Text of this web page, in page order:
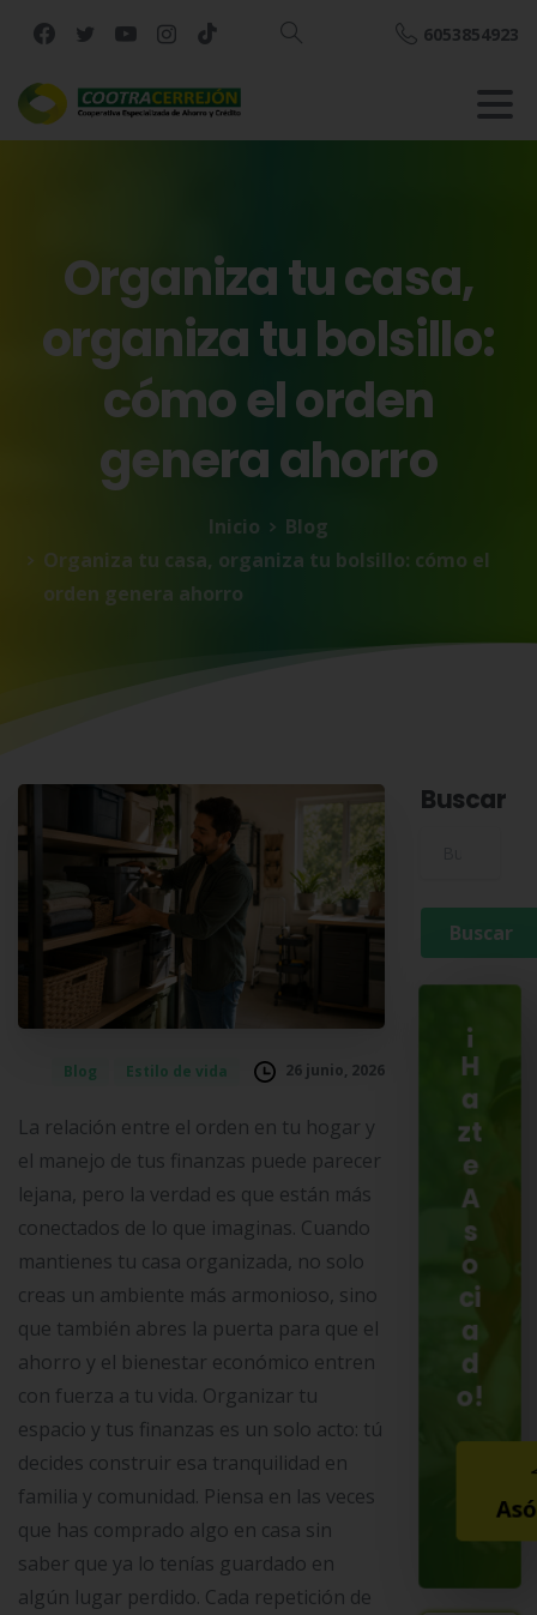
Buscar
6053854923
Organizatucasa,
organizatubolsillo:
cómoelorden
generaahorro
Inicio
Blog
Organiza tu casa, organiza tu bolsillo: cómo el
orden genera ahorro
Blog Estilo de vida 26 junio, 2026
La relación entre el orden en tu hogar y
el manejo de tus finanzas puede parecer
lejana, pero la verdad es que están más
conectados de lo que imaginas. Cuando
mantienes tu casa organizada, no solo
creas un ambiente más armonioso, sino
que también abres la puerta para que el
ahorro y el bienestar económico entren
con fuerza a tu vida. Organizar tu
espacio y tus finanzas es un solo acto: tú
decides construir esa tranquilidad en
familia y comunidad. Piensa en las veces
que has comprado algo en casa sin
saber que ya lo tenías guardado en
algún lugar perdido. Cada repetición de
Buscar
¡
H
a
zt
e
A
s
o
ci
a
d
o!